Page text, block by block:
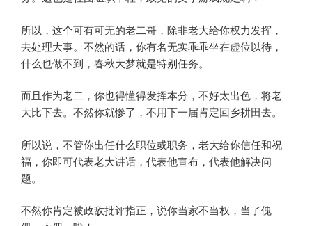
所以，这个可有可无的老二哥，除非老大给你权力发挥，
去处理大事。不然的话，你有名无实乖乖坐在虚位以待，
什么也做不到，春秋大梦就是特别任务。
而且作为老二，你也得懂得发挥本分，不好太出色，将老
大比下去。不然你就惨了，不用下一届肯定回乡耕田去。
所以说，不管你出任什么职位或职务，老大给你信任和祝
福，你即可代表老大讲话，代表他宣布，代表他解决问
题。
不然你肯定被政敌批评指正，说你当家不当权，当了傀